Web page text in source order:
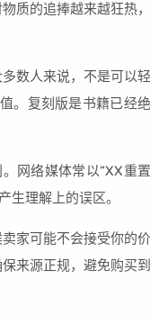
质的追捧越来越狂热，
数人来说，不是可以轻
。复刻版是书籍已经绝
网络媒体常以“XX重置
生理解上的误区。
家可能不会接受你的价
来源正规，避免购买到